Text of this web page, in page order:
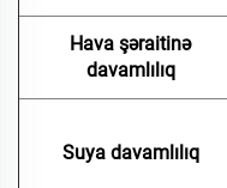
Hava şəraitinə
davamlılıq
Suya davamlılıq